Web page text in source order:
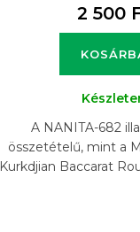
2 500
A NANITA-682
összetételű, mint a
Kurkdjian Baccarat